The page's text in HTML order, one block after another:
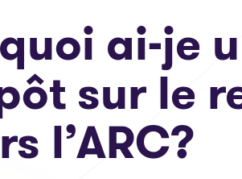
ai-je
sur le
l’ARC?